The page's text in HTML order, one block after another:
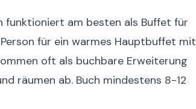
funktioniert am besten als Buffet für
für ein warmes Hauptbuffet mit
oft als buchbare Erweiterung
räumen ab. Buch mindestens 8-12